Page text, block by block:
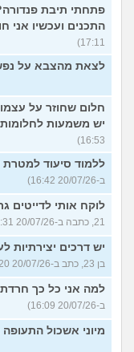
פתחתי תיבת
התכנים ועכשיו אני
17:11)
לצאת מהצבא על
חלום שחוזר על
יש משמעות
16:53)
ללמוד סיעוד
ב-20/07/26 16:42)
לוקח אותי לדייטים
21, כתבה ב-20/07/26 16:31)
יש דרכים
בן 23, כתב ב-20/07/26 16:20)
למה אני כל כך
ב-20/07/26 16:09)
מיוני אשכול התעופה